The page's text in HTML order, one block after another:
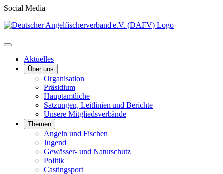
Social Media
Aktuelles
Über uns
Organisation
Präsidium
Hauptamtliche
Satzungen, Leitlinien und Berichte
Unsere Mitgliedsverbände
Themen
Angeln und Fischen
Jugend
Gewässer- und Naturschutz
Politik
Castingsport